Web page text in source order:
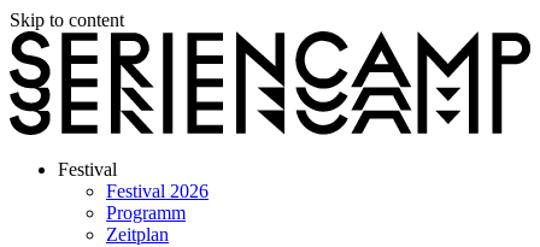
Skip to content
Festival
Festival 2026
Programm
Zeitplan